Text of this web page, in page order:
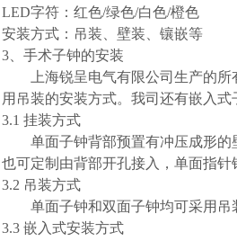
LED字符：红色/绿色/白色/橙色
安装方式：吊装、壁装、镶嵌等
3、手术子钟的安装
上海锐呈电气有限公司生产的
用 吊装的安装方式。我司还有嵌入式
3.1 挂装方式
单面子钟背部预置有冲压成形的
也可定制由背部开孔接入，单面指针
3.2 吊装方式
单面子钟和双面子钟均可采用吊
3.3 嵌入式安装方式